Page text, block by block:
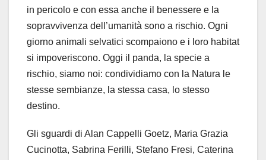
in pericolo e con essa anche il benessere e la
sopravvivenza dell’umanità sono a rischio. Ogni
giorno animali selvatici scompaiono e i loro habitat
si impoveriscono. Oggi il panda, la specie a
rischio, siamo noi: condividiamo con la Natura le
stesse sembianze, la stessa casa, lo stesso
destino.
Gli sguardi di Alan Cappelli Goetz, Maria Grazia
Cucinotta, Sabrina Ferilli, Stefano Fresi, Caterina